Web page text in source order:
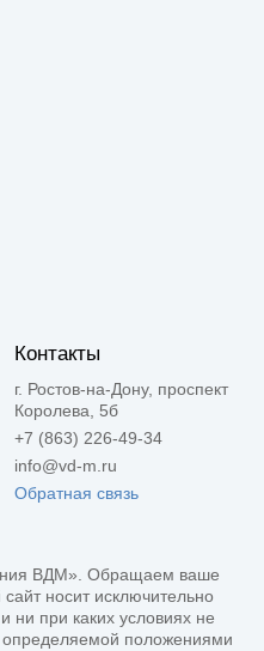
Контакты
г. Ростов-на-Дону, проспект
Королева, 5б
+7 (863) 226-49-34
info@vd-m.ru
Обратная связь
ВДМ». Обращаем ваше
носит исключительно
ни при каких условиях не
определяемой положениями